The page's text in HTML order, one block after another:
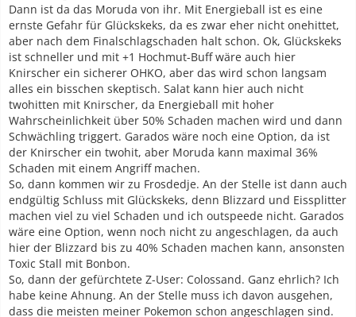
Dann ist da das Moruda von ihr. Mit Energieball ist es eine
ernste Gefahr für Glückskeks, da es zwar eher nicht onehittet,
aber nach dem Finalschlagschaden halt schon. Ok, Glückskeks
ist schneller und mit +1 Hochmut-Buff wäre auch hier
Knirscher ein sicherer OHKO, aber das wird schon langsam
alles ein bisschen skeptisch. Salat kann hier auch nicht
twohitten mit Knirscher, da Energieball mit hoher
Wahrscheinlichkeit über 50% Schaden machen wird und dann
Schwächling triggert. Garados wäre noch eine Option, da ist
der Knirscher ein twohit, aber Moruda kann maximal 36%
Schaden mit einem Angriff machen.
So, dann kommen wir zu Frosdedje. An der Stelle ist dann auch
endgültig Schluss mit Glückskeks, denn Blizzard und Eissplitter
machen viel zu viel Schaden und ich outspeede nicht. Garados
wäre eine Option, wenn noch nicht zu angeschlagen, da auch
hier der Blizzard bis zu 40% Schaden machen kann, ansonsten
Toxic Stall mit Bonbon.
So, dann der gefürchtete Z-User: Colossand. Ganz ehrlich? Ich
habe keine Ahnung. An der Stelle muss ich davon ausgehen,
dass die meisten meiner Pokemon schon angeschlagen sind.